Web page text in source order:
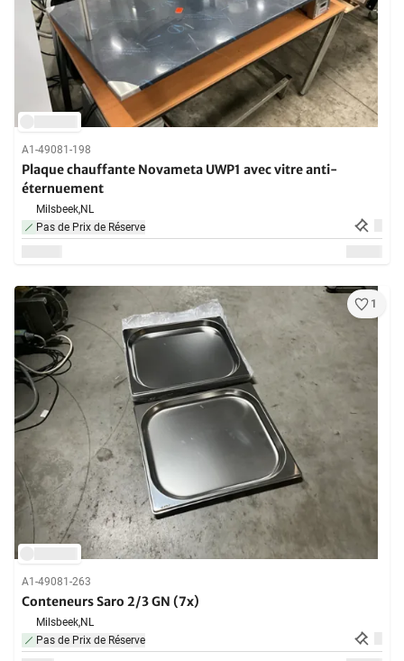
A1-49081-198
Plaque chauffante Novameta UWP1 avec vitre anti-
éternuement
Milsbeek,NL
Pas de Prix de Réserve
1
A1-49081-263
Conteneurs Saro 2/3 GN (7x)
Milsbeek,NL
Pas de Prix de Réserve